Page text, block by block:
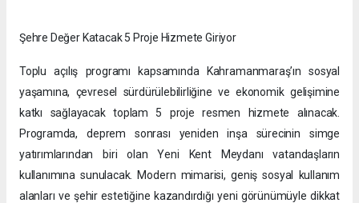
Şehre Değer Katacak 5 Proje Hizmete Giriyor
Toplu açılış programı kapsamında Kahramanmaraş’ın sosyal
yaşamına, çevresel sürdürülebilirliğine ve ekonomik gelişimine
katkı sağlayacak toplam 5 proje resmen hizmete alınacak.
Programda, deprem sonrası yeniden inşa sürecinin simge
yatırımlarından biri olan Yeni Kent Meydanı vatandaşların
kullanımına sunulacak. Modern mimarisi, geniş sosyal kullanım
alanları ve şehir estetiğine kazandırdığı yeni görünümüyle dikkat